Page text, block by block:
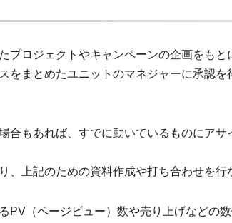
プロジェクトやキャンペーンの企画をもと
をまとめたユニットのマネジャーに承認
合もあれば、すでに動いているものにアサ
上記のための資料作成や打ち合わせを行
PV（ページビュー）数や売り上げなどの